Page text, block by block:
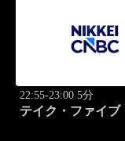
22:55-23:00 5分
テイク・ファイブ